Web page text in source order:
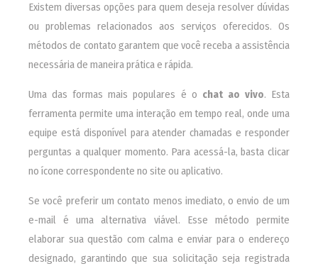
Existem diversas opções para quem deseja resolver dúvidas
ou problemas relacionados aos serviços oferecidos. Os
métodos de contato garantem que você receba a assistência
necessária de maneira prática e rápida.
Uma das formas mais populares é o chat ao vivo. Esta
ferramenta permite uma interação em tempo real, onde uma
equipe está disponível para atender chamadas e responder
perguntas a qualquer momento. Para acessá-la, basta clicar
no ícone correspondente no site ou aplicativo.
Se você preferir um contato menos imediato, o envio de um
e-mail é uma alternativa viável. Esse método permite
elaborar sua questão com calma e enviar para o endereço
designado, garantindo que sua solicitação seja registrada